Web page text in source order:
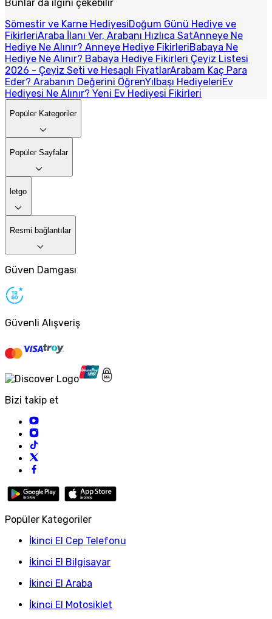
Bunlar da ilgini çekebilir
Sömestir ve Karne HediyesiDoğum Günü Hediye ve
FikirleriAraba İlanı Ver, Arabanı Hızlıca SatAnneye Ne
Hediye Ne Alınır? Anneye Hediye FikirleriBabaya Ne
Hediye Ne Alınır? Babaya Hediye Fikirleri Çeyiz Listesi
2026 - Çeyiz Seti ve Hesaplı FiyatlarArabam Kaç Para
Eder? Arabanın Değerini ÖğrenYılbaşı HediyeleriEv
Hediyesi Ne Alınır? Yeni Ev Hediyesi Fikirleri
Popüler Kategoriler
Popüler Sayfalar
letgo
Resmi bağlantılar
Güven Damgası
Güvenli Alışveriş
Bizi takip et
Popüler Kategoriler
İkinci El Cep Telefonu
İkinci El Bilgisayar
İkinci El Araba
İkinci El Motosiklet